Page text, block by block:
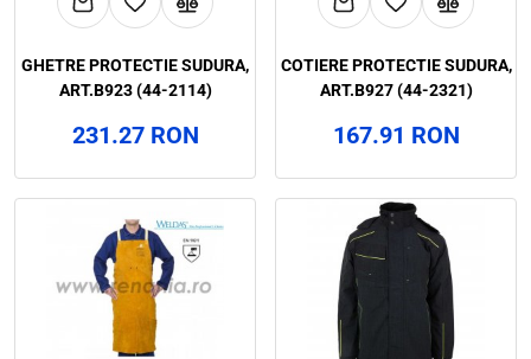
GHETRE PROTECTIE SUDURA,
ART.B923 (44-2114)
231.27 RON
COTIERE PROTECTIE SUDURA,
ART.B927 (44-2321)
167.91 RON